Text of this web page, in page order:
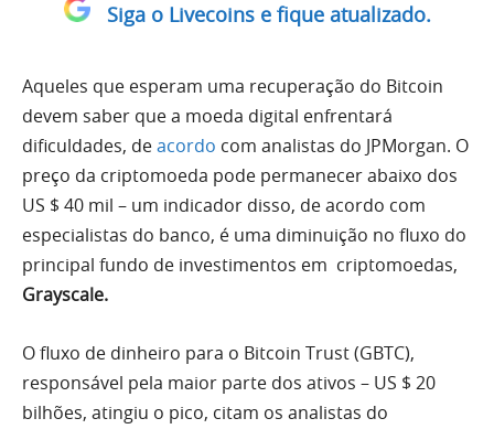
Siga o Livecoins e fique atualizado.
Aqueles que esperam uma recuperação do Bitcoin
devem saber que a moeda digital enfrentará
dificuldades, deacordo com analistas do JPMorgan. O
preço da criptomoeda pode permanecer abaixo dos
US $ 40 mil – um indicador disso, de acordo com
especialistas do banco, é uma diminuição no fluxo do
principal fundo de investimentos em criptomoedas,
Grayscale.
O fluxo de dinheiro para o Bitcoin Trust (GBTC),
responsável pela maior parte dos ativos – US $ 20
bilhões, atingiu o pico, citam os analistas do